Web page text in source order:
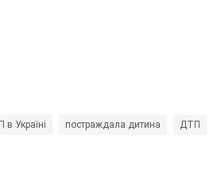
в Україні постраждала дитина ДТП